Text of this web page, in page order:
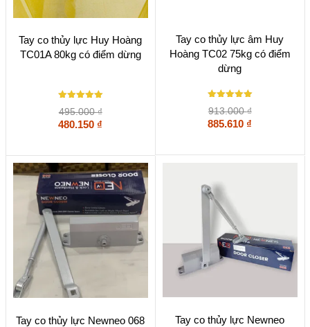
Tay co thủy lực Huy Hoàng
TC01A 80kg có điểm dừng
Được xếp
hạng
5
495.000₫
480.150 ₫
Tay co thủy lực âm Huy
Hoàng TC02 75kg có điểm
dừng
Được xếp
hạng
5
913.000₫
885.610 ₫
Tay co thủy lực Newneo 068
Tay co thủy lực Newneo